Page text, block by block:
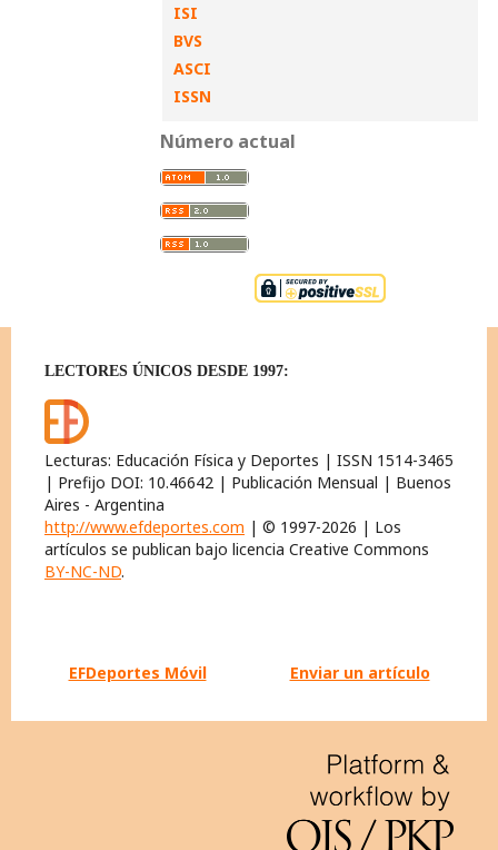
ISI
BVS
ASCI
ISSN
Número actual
LECTORES ÚNICOS DESDE 1997:
Lecturas: Educación Física y Deportes | ISSN 1514-3465
| Prefijo DOI: 10.46642 | Publicación Mensual | Buenos
Aires - Argentina
http://www.efdeportes.com | © 1997-2026 | Los
artículos se publican bajo licencia Creative Commons
BY-NC-ND.
EFDeportes Móvil Enviar un artículo